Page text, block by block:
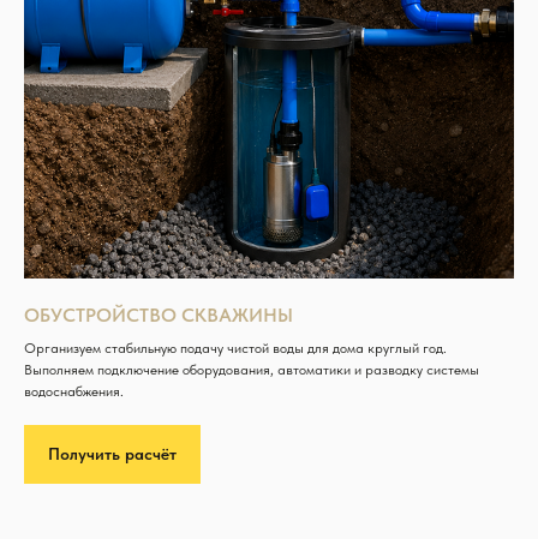
ОБУСТРОЙСТВО СКВАЖИНЫ
Организуем стабильную подачу чистой воды для дома круглый год.
Выполняем подключение оборудования, автоматики и разводку системы
водоснабжения.
Получить расчёт